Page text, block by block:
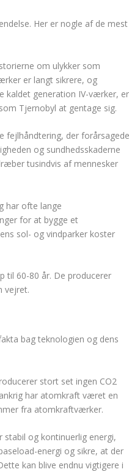
Her er nogle af de mest
om ulykker som
er langt sikrere, og
kaldet generation IV-værker, er
Tjernobyl at gentage sig.
fejlhåndtering, der
og sundhedsskaderne
tusindvis af mennesker
har ofte lange
for at bygge et
sol- og vindparker koster
til 60-80 år. De producerer
vejret.
bag teknologien og dens
stort set ingen CO2
har atomkraft været en
fra atomkraftværker.
og kontinuerlig energi,
energi og sikre, at der
kan blive endnu vigtigere i